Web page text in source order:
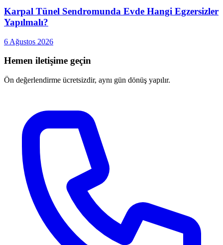
Karpal Tünel Sendromunda Evde Hangi Egzersizler
Yapılmalı?
6 Ağustos 2026
Hemen iletişime geçin
Ön değerlendirme ücretsizdir, aynı gün dönüş yapılır.